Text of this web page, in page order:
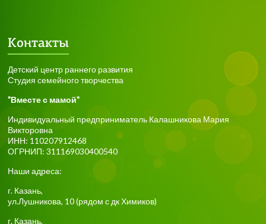
Контакты
Детский центр раннего развития
Студия семейного творчества
"Вместе с мамой"
Индивидуальный предприниматель Калашникова Мария
Викторовна
ИНН: 110207912468
ОГРНИП: 311169030400540
Наши адреса:
г. Казань,
ул.Лушникова, 10(рядом с дк Химиков)
г. Казань,